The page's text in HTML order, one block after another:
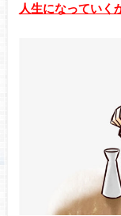
人生になっていく